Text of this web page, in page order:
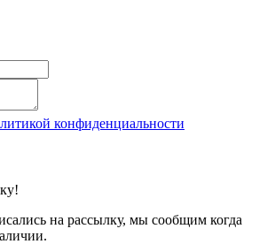
конфиденциальности
на рассылку, мы сообщим когда